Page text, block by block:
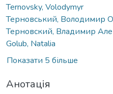
Ternovsky, Volodymyr
Терновський, Володимир
Терновский, Владимир
Golub, Natalia
Показати 5 більше
Анотація